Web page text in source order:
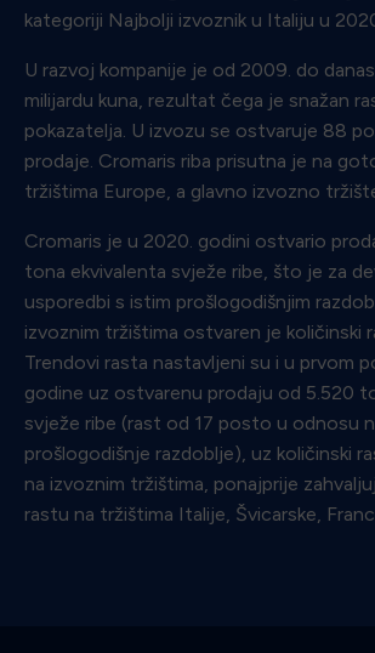
kategoriji Najbolji izvoznik u Italiju u
U razvoj kompanije je od 2009. do
milijardu kuna, rezultat čega je snažan
pokazatelja. U izvozu se ostvaruje 88
prodaje. Cromaris riba prisutna je na
tržištima Europe, a glavno izvozno
Cromaris je u 2020. godini ostvario
tona ekvivalenta svježe ribe, što je za
usporedbi s istim prošlogodišnjim
izvoznim tržištima ostvaren je količinski
Trendovi rasta nastavljeni su i u prvom
godine uz ostvarenu prodaju od 5.520
svježe ribe (rast od 17 posto u odnosu
prošlogodišnje razdoblje), uz količinski
na izvoznim tržištima, ponajprije
rastu na tržištima Italije, Švicarske,